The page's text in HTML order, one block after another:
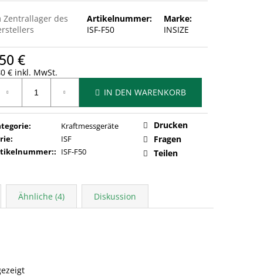
Zentrallager des
Artikelnummer:
ISF-F50
Marke:
INSIZE
€
€ inkl. MwSt.
IN DEN WARENKORB
:
Kraftmessgeräte
:
ISF
: ISF-F50
Drucken
Fragen
Teilen
Ähnliche (4) Diskussion